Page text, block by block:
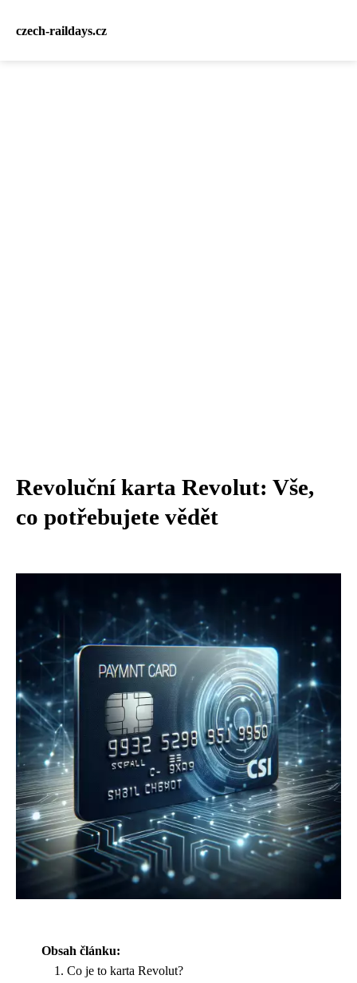
czech-raildays.cz
Revoluční karta Revolut: Vše,
co potřebujete vědět
Obsah článku:
Co je to karta Revolut?